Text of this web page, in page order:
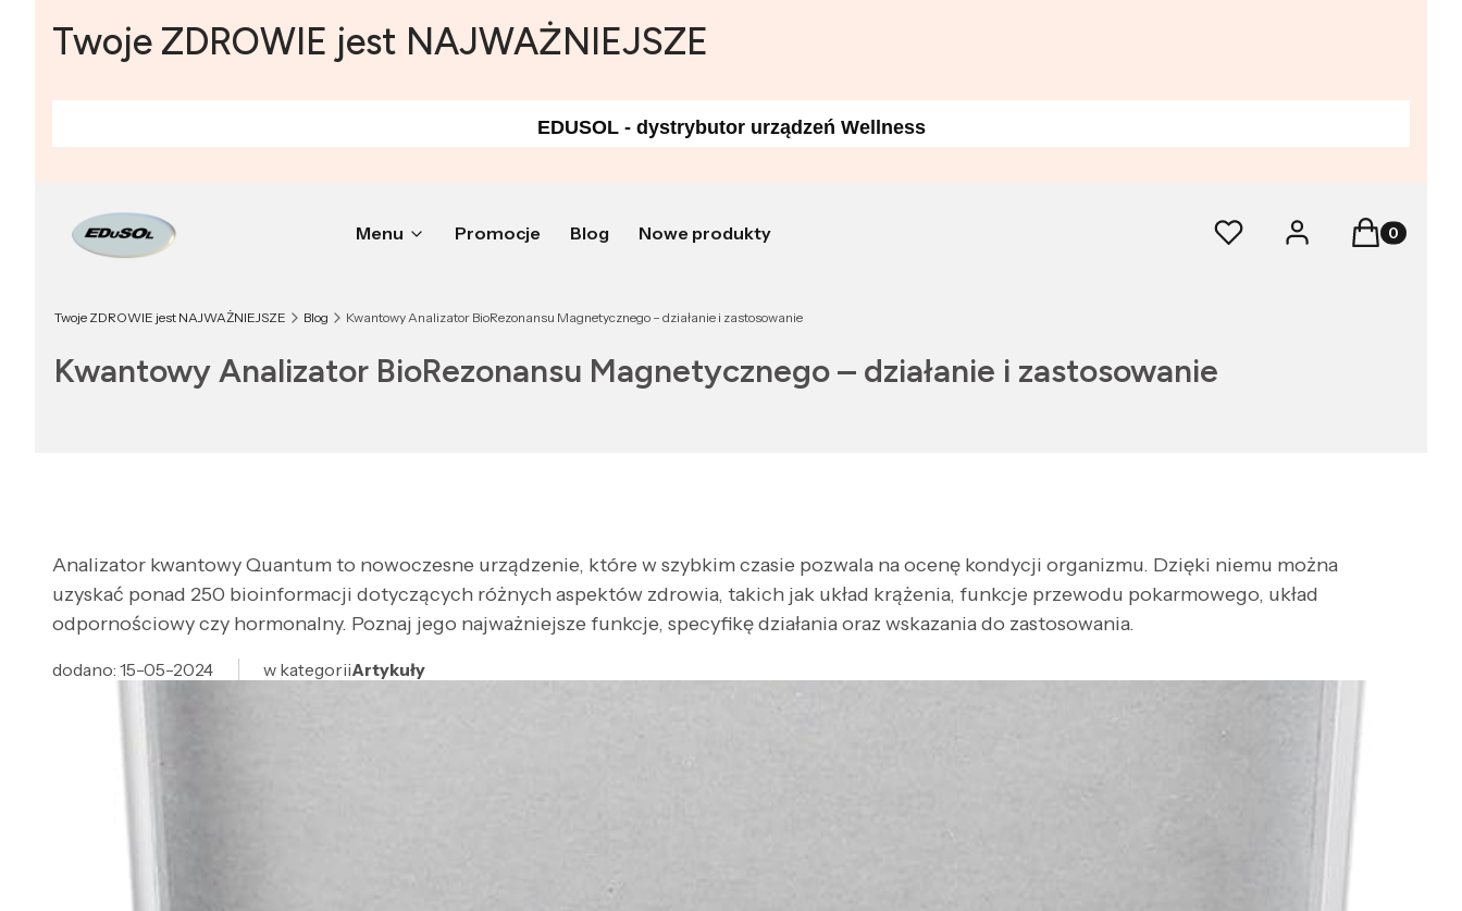
Twoje ZDROWIE jest NAJWAŻNIEJSZE
EDUSOL - dystrybutor urządzeń Wellness
Menu Promocje Blog Nowe produkty Ulubione Zaloguj sięProdukty w
Koszyk
Twoje ZDROWIE jest NAJWAŻNIEJSZE Blog Kwantowy Analizator BioRezonansu Magnetycznego – działanie i zastosowanie
Kwantowy Analizator BioRezonansu Magnetycznego – działanie i zastosowanie
Analizator kwantowy Quantum to nowoczesne urządzenie, które w szybkim czasie pozwala na ocenę kondycji organizmu. Dzięki niemu można
uzyskać ponad 250 bioinformacji dotyczących różnych aspektów zdrowia, takich jak układ krążenia, funkcje przewodu pokarmowego, układ
odpornościowy czy hormonalny. Poznaj jego najważniejsze funkcje, specyfikę działania oraz wskazania do zastosowania.
dodano: 15-05-2024 w kategoriiArtykuły